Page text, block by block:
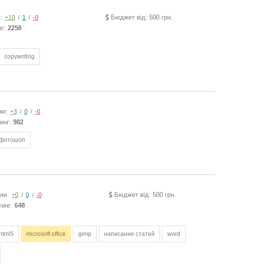
+10 / 1 / -0
2258
Бюджет від: 500 грн.
copywriting
+3 / 0 / -0
982
+0 / 0 / -0
648
Бюджет від: 500 грн.
microsoft office gimp написание статей word